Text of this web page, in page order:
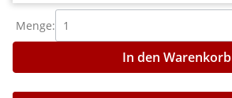
Menge:
In den Warenkorb